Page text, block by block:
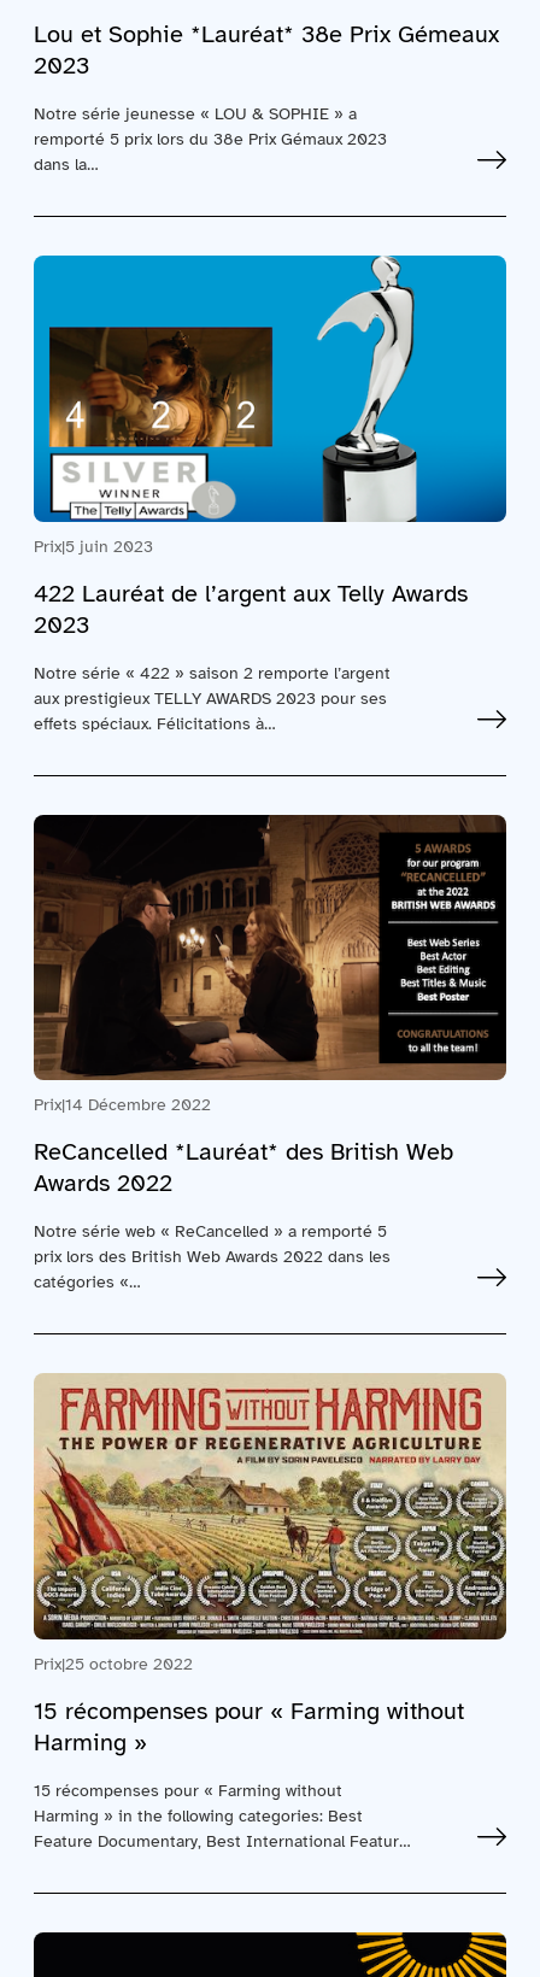
Lou et Sophie *Lauréat* 38e Prix Gémeaux
2023
Notre série jeunesse « LOU & SOPHIE » a
remporté 5 prix lors du 38e Prix Gémaux 2023
dans la…
Prix|5 juin 2023
422 Lauréat de l’argent aux Telly Awards
2023
Notre série « 422 » saison 2 remporte l’argent
aux prestigieux TELLY AWARDS 2023 pour ses
effets spéciaux. Félicitations à…
Prix|14 Décembre 2022
ReCancelled *Lauréat* des British Web
Awards 2022
Notre série web « ReCancelled » a remporté 5
prix lors des British Web Awards 2022 dans les
catégories «…
Prix|25 octobre 2022
15 récompenses pour « Farming without
Harming »
15 récompenses pour « Farming without
Harming » in the following categories: Best
Feature Documentary, Best International Feature